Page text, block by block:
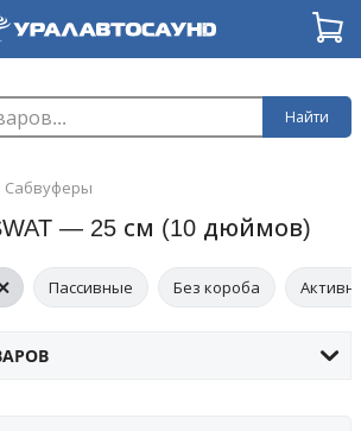
Найти
Сабвуферы
— 25 см (10 дюймов)
Пассивные Без короба